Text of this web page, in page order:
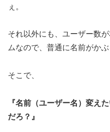
ぇ。
それ以外にも、ユーザー数
ムなので、普通に名前がか
そこで、
『名前（ユーザー名）変え
だろ？』